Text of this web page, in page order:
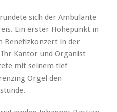
sich der Ambulante
Ein erster Höhepunkt in
Benefizkonzert in der
Kantor und Organist
mit seinem tief
Orgel den